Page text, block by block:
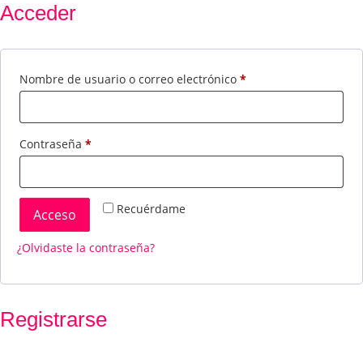
Acceder
Nombre de usuario o correo electrónico *
Contraseña *
Recuérdame
Acceso
¿Olvidaste la contraseña?
Registrarse